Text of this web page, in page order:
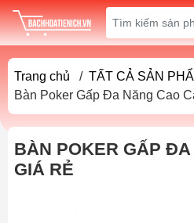
Trang chủ / TẤT CẢ SẢN
Bàn Poker Gấp Đa Năng Cao
BÀN POKER GẤP
GIÁ RẺ